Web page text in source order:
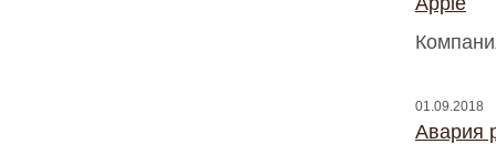
01.09.2018
Авария